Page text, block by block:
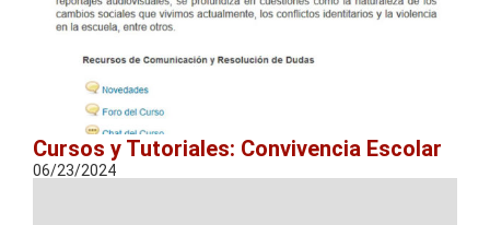
Cursos y Tutoriales: Convivencia Escolar
06/23/2024